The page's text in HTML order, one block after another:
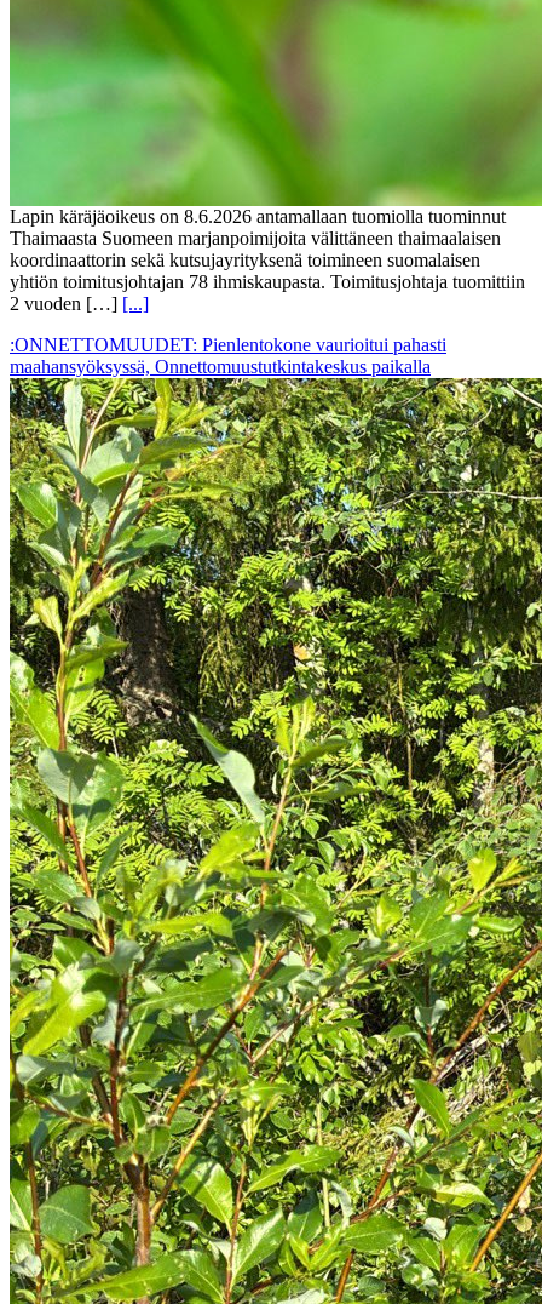
Lapin käräjäoikeus on 8.6.2026 antamallaan tuomiolla tuominnut
Thaimaasta Suomeen marjanpoimijoita välittäneen thaimaalaisen
koordinaattorin sekä kutsujayrityksenä toimineen suomalaisen
yhtiön toimitusjohtajan 78 ihmiskaupasta. Toimitusjohtaja tuomittiin
2 vuoden […] [...]
:ONNETTOMUUDET: Pienlentokone vaurioitui pahasti
maahansyöksyssä, Onnettomuustutkintakeskus paikalla